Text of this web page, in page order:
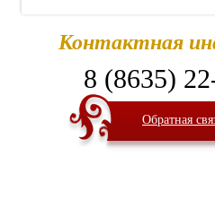
Контактная
8 (8635)
Обратная